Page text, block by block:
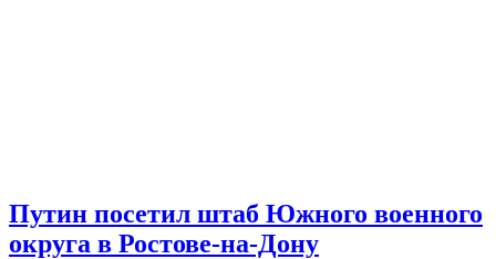
Путин посетил штаб Южного военного
округа в Ростове-на-Дону